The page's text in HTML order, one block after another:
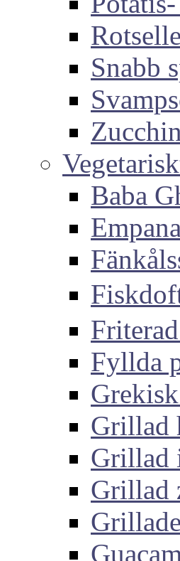
Snabb
Baba
Fyllda
Grillad
Grillad
Grillad